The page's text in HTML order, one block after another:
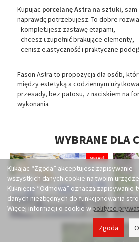
Kupując porcelanę Astra na sztuki,
naprawdę potrzebujesz. To dobre
- kompletujesz zastawę etapami,
- chcesz uzupełnić brakujące elementy,
- cenisz elastyczność i praktyczne
Fason Astra to propozycja dla osób,
między estetyką a codziennym
przesady, bez patosu, z naciskiem na
wykonania.
WYBRANE DLA
Kolekcje
skomponowane dla
Ciebie
Klikając “Zgoda” akceptujesz zapisywanie
wszystkich danych cookie na twoim
Kliknięcie “Odmowa” oznacza zapisywanie
danych niezbędnych do funkcjonowania
Więcej informacji o cookie w polityce
Zgoda